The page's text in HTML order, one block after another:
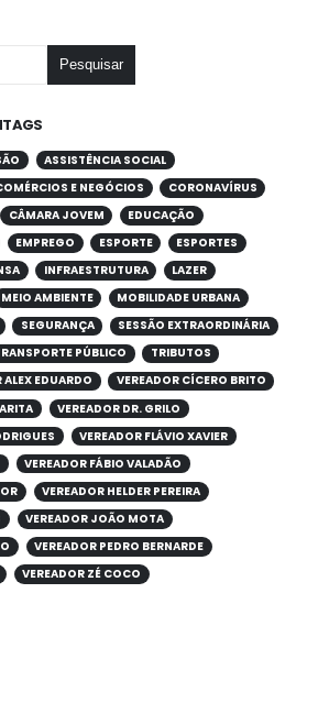
Pesquisar
ASSISTÊNCIA SOCIAL
E NEGÓCIOS
CORONAVÍRUS
CÂMARA JOVEM
EDUCAÇÃO
EMPREGO ESPORTE
ESPORTES
INFRAESTRUTURA
LAZER
MEIO AMBIENTE
MOBILIDADE URBANA
SEGURANÇA
SESSÃO EXTRAORDINÁRIA
PÚBLICO
TRIBUTOS
ALEX EDUARDO
VEREADOR CÍCERO BRITO
VEREADOR DR. GRILO
VEREADOR FLÁVIO XAVIER
VEREADOR FÁBIO VALADÃO
VEREADOR HELDER PEREIRA
VEREADOR JOÃO MOTA
VEREADOR PEDRO BERNARDE
VEREADOR ZÉ COCO